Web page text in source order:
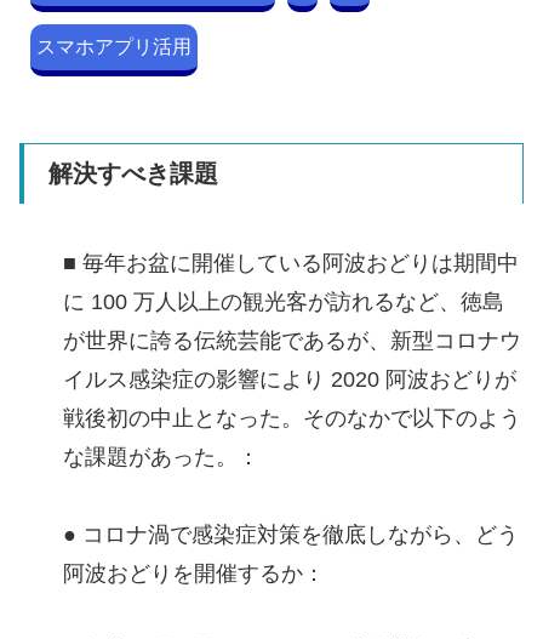
スマホアプリ活用
解決すべき課題
■ 毎年お盆に開催している阿波おどりは期間中
に 100 万人以上の観光客が訪れるなど、徳島
が世界に誇る伝統芸能であるが、新型コロナウ
イルス感染症の影響により 2020 阿波おどりが
戦後初の中止となった。そのなかで以下のよう
な課題があった。：
● コロナ渦で感染症対策を徹底しながら、どう
阿波おどりを開催するか：